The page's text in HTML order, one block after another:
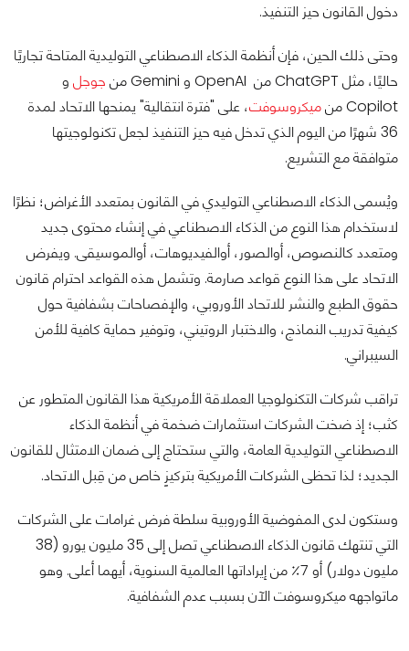
دخول القانون حيز التنفيذ.
وحتى ذلك الحين، فإن أنظمة الذكاء الاصطناعي التوليدية المتاحة تجاريًا
حاليًا، مثل ChatGPT من OpenAI و Gemini من
جوجل و
Copilot من
ميكروسوفت، على "فترة انتقالية" يمنحها الاتحاد لمدة
36 شهرًا من اليوم الذي تدخل فيه حيز التنفيذ لجعل تكنولوجيتها
متوافقة مع التشريع.
ويُسمى الذكاء الاصطناعي التوليدي في القانون بمتعدد الأغراض؛ نظرًا
لاستخدام هذا النوع من الذكاء الاصطناعي في إنشاء محتوى جديد
ومتعدد كالنصوص، أوالصور، أوالفيديوهات، أوالموسيقى. ويفرض
الاتحاد على هذا النوع قواعد صارمة. وتشمل هذه القواعد احترام قانون
حقوق الطبع والنشر للاتحاد الأوروبي، والإفصاحات بشفافية حول
كيفية تدريب النماذج، والاختبار الروتيني، وتوفير حماية كافية للأمن
السيبراني.
تراقب شركات التكنولوجيا العملاقة الأمريكية هذا القانون المتطور عن
كثب؛ إذ ضخت الشركات استثمارات ضخمة في أنظمة الذكاء
الاصطناعي التوليدية العامة، والتي ستحتاج إلى ضمان الامتثال للقانون
الجديد؛ لذا تحظى الشركات الأمريكية بتركيزٍ خاص من قِبل الاتحاد.
وستكون لدى المفوضية الأوروبية سلطة فرض غرامات على الشركات
التي تنتهك قانون الذكاء الاصطناعي تصل إلى 35 مليون يورو (38
مليون دولار) أو 7٪ من إيراداتها العالمية السنوية، أيهما أعلى. وهو
ماتواجهه ميكروسوفت الآن بسبب عدم الشفافية.